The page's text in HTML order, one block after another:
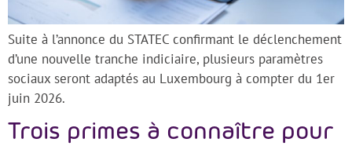
Suite à l’annonce du STATEC confirmant le déclenchement
d’une nouvelle tranche indiciaire, plusieurs paramètres
sociaux seront adaptés au Luxembourg à compter du 1er
juin 2026.
Trois primes à connaître pour